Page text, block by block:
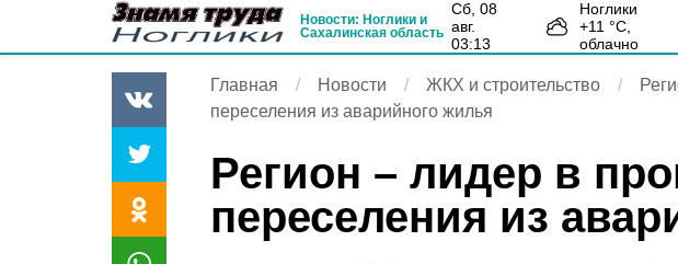
Новости: Ноглики и
Сахалинская область
сб, 08
авг.
03:13
Ноглики
+11 °С,
облачно
Главная Новости ЖКХ и строительство
переселения из аварийного жилья
Регион – лидер в
переселения из